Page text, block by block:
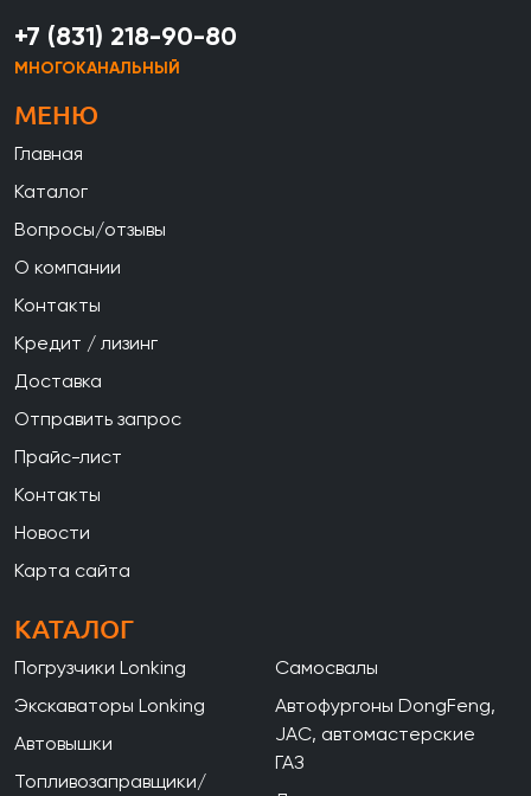
+7 (831) 218-90-80
МНОГОКАНАЛЬНЫЙ
МЕНЮ
Главная
Каталог
Вопросы/отзывы
О компании
Контакты
Кредит / лизинг
Доставка
Отправить запрос
Прайс-лист
Контакты
Новости
Карта сайта
КАТАЛОГ
Погрузчики Lonking
Экскаваторы Lonking
Автовышки
Топливозаправщики/
Самосвалы
Автофургоны DongFeng,
JAC, автомастерские
ГАЗ